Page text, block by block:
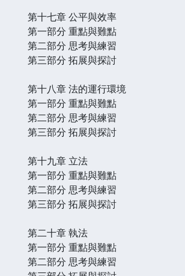
第十七章 公平與效率
第一部分 重點與難點
第二部分 思考與練習
第三部分 拓展與探討
第十八章 法的運行環境
第一部分 重點與難點
第二部分 思考與練習
第三部分 拓展與探討
第十九章 立法
第一部分 重點與難點
第二部分 思考與練習
第三部分 拓展與探討
第二十章 執法
第一部分 重點與難點
第二部分 思考與練習